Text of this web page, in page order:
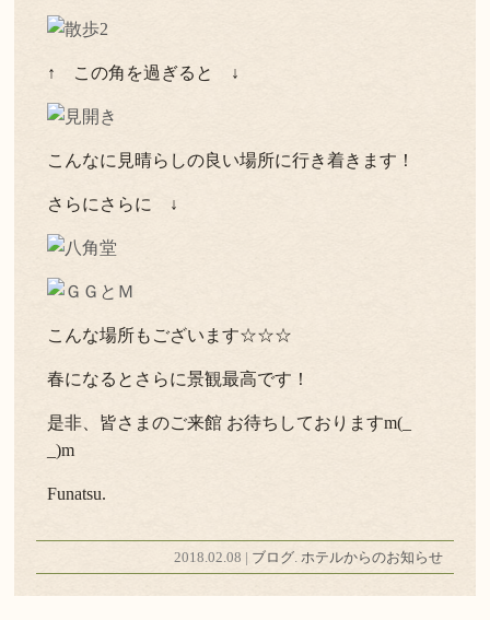
↑ この角を過ぎると ↓
こんなに見晴らしの良い場所に行き着きます！
さらにさらに ↓
こんな場所もございます☆☆☆
春になるとさらに景観最高です！
是非、皆さまのご来館 お待ちしておりますm(_
_)m
Funatsu.
2018.02.08 | ブログ. ホテルからのお知らせ